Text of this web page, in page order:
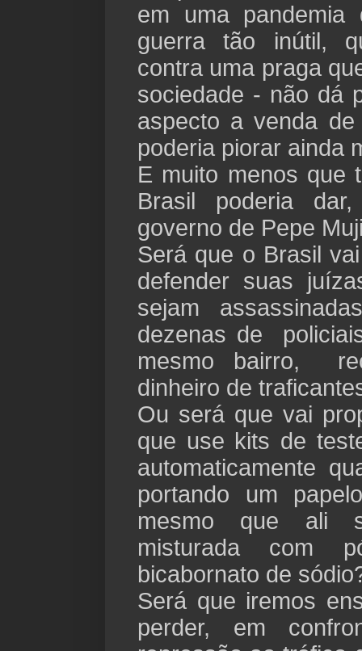
em uma
guerra tão inútil,
contra uma praga
sociedade - não dá
aspecto a venda
poderia piorar ainda
E muito menos que
Brasil poderia
governo de Pepe
Será que o Brasil
defender suas
sejam
dezenas de
mesmo bairro,
dinheiro de
Ou será que vai
que use kits de
automaticamente
portando um
mesmo que ali
misturada com
bicabornato de
Será que iremos
perder, em